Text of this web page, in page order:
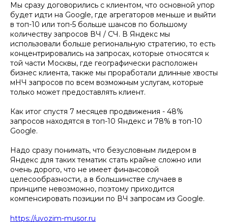
Мы сразу договорились с клиентом, что основной упор
будет идти на Google, где агрегаторов меньше и выйти
в топ-10 или топ-5 больше шансов по большому
количеству запросов ВЧ / СЧ. В Яндекс мы
использовали больше региональную стратегию, то есть
концентрировались на запросах, которые относятся к
той части Москвы, где географически расположен
бизнес клиента, также мы проработали длинные хвосты
мНЧ запросов по всем возможным услугам, которые
только может предоставлять клиент.
Как итог спустя 7 месяцев продвижения - 48%
запросов находятся в топ-10 Яндекс и 78% в топ-10
Google.
Надо сразу понимать, что безусловным лидером в
Яндекс для таких тематик стать крайне сложно или
очень дорого, что не имеет финансовой
целесообразности, а в большинстве случаев в
принципе невозможно, поэтому приходится
компенсировать позиции по ВЧ запросам из Google.
https://uvozim-musor.ru